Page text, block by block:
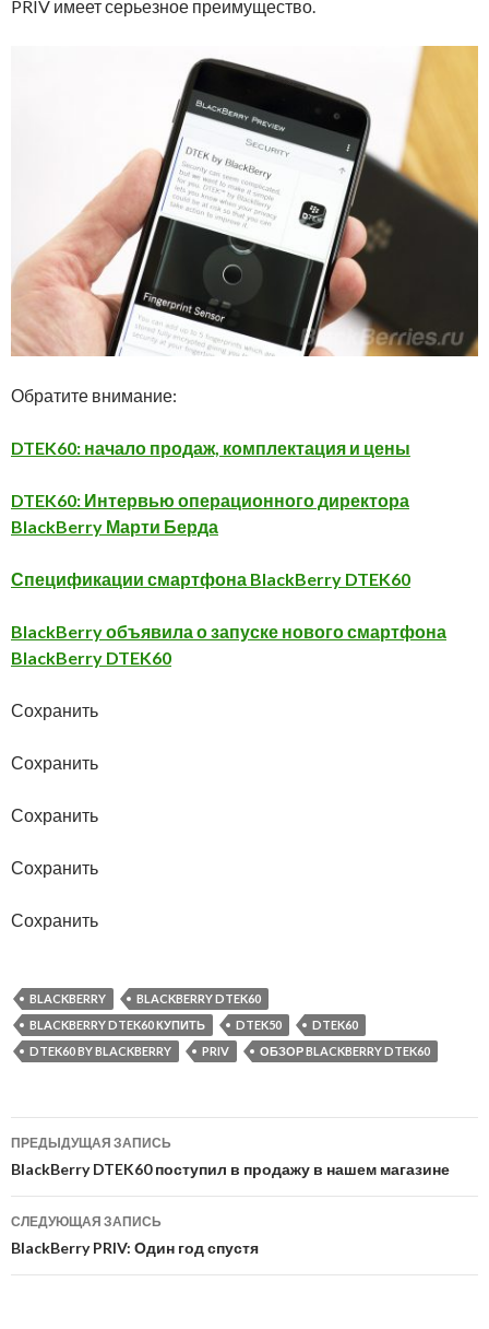
PRIV имеет серьезное преимущество.
Обратите внимание:
DTEK60: начало продаж, комплектация и цены
DTEK60: Интервью операционного директора
BlackBerry Марти Берда
Спецификации смартфона BlackBerry DTEK60
BlackBerry объявила о запуске нового смартфона
BlackBerry DTEK60
Сохранить
Сохранить
Сохранить
Сохранить
Сохранить
BLACKBERRY
BLACKBERRY DTEK60
BLACKBERRY DTEK60 КУПИТЬ
DTEK50
DTEK60
DTEK60 BY BLACKBERRY
PRIV ОБЗОР BLACKBERRY DTEK60
Навигация
по
записям
ПРЕДЫДУЩАЯ ЗАПИСЬ
BlackBerry DTEK60 поступил в продажу в нашем магазине
СЛЕДУЮЩАЯ ЗАПИСЬ
BlackBerry PRIV: Один год спустя